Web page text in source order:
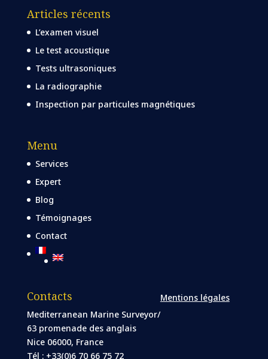
Articles récents
L’examen visuel
Le test acoustique
Tests ultrasoniques
La radiographie
Inspection par particules magnétiques
Menu
Services
Expert
Blog
Témoignages
Contact
Contacts
Mediterranean Marine Surveyor/
63 promenade des anglais
Nice 06000, France
Tél : +33(0)6 70 66 75 72
Mentions légales